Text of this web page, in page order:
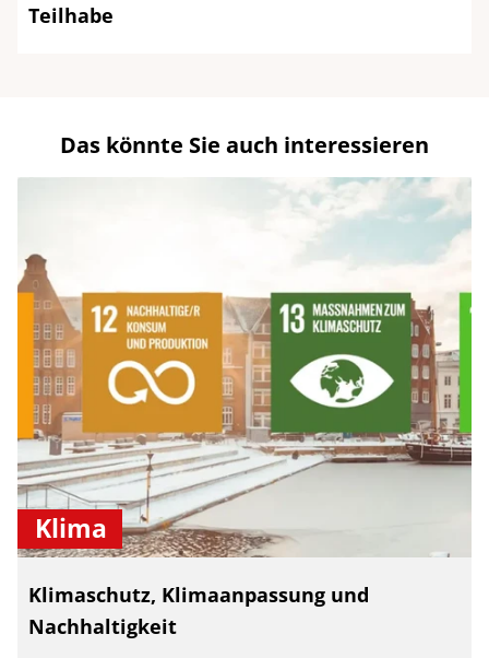
Teilhabe
Das könnte Sie auch interessieren
Klima
Klimaschutz, Klimaanpassung und
Nachhaltigkeit